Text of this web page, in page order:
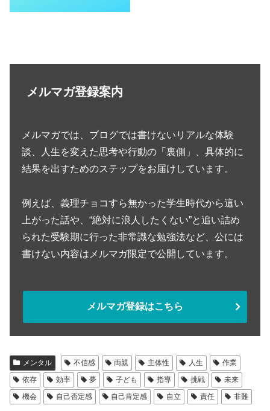
メルマガ登録案内
メルマガでは、ブログでは書けないリアルな体験
談、人生を変えた思考や行動の「裏側」、具体的に
結果を出すためのステップをお届けしています。
例えば、義理チョコすら無かった学生時代から這い
上がった話や、“絶対に浪人したくない”と追い詰め
られた受験期に行った非常識な勉強法など、公には
書けない内容はメルマガ限定で公開しています。
メルマガ登録はこちら
メンタル 不信感 両親 主体性 人生
作業
依存
効率 夢 子ども 指導 挑戦
未来
機会
自己否定感 自己肯定感 自立 責任 非難